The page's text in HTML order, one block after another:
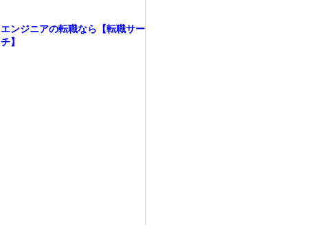
エンジニアの転職なら【転職サー
チ】